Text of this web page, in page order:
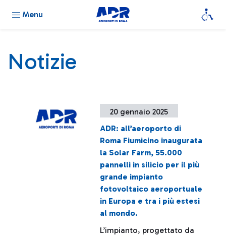
Menu
Notizie
20 gennaio 2025
ADR: all’aeroporto di
Roma Fiumicino inaugurata
la Solar Farm, 55.000
pannelli in silicio per il più
grande impianto
fotovoltaico aeroportuale
in Europa e tra i più estesi
al mondo.
L’impianto, progettato da